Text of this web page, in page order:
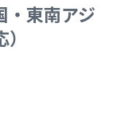
・東南アジ